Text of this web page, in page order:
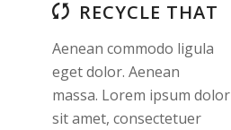
RECYCLE THAT
Aenean commodo ligula
eget dolor. Aenean
massa. Lorem ipsum dolor
sit amet, consectetuer